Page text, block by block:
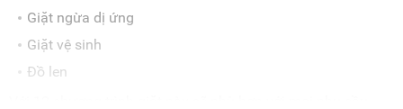
Giặt ngừa dị ứng
Giặt vệ sinh
Đồ len